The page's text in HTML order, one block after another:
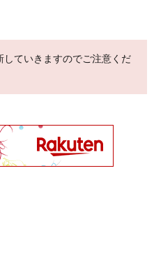
ていきますのでご注意くだ